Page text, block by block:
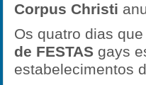
Corpus Christi
Os quatro dias
de FESTAS gays
estabelecimentos